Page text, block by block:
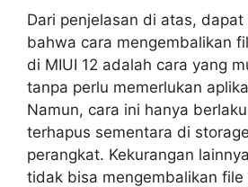
Dari penjelasan di atas, dapat
bahwa cara mengembalikan
di MIUI 12 adalah cara yang
tanpa perlu memerlukan
Namun, cara ini hanya
terhapus sementara di
perangkat. Kekurangan
tidak bisa mengembalikan file